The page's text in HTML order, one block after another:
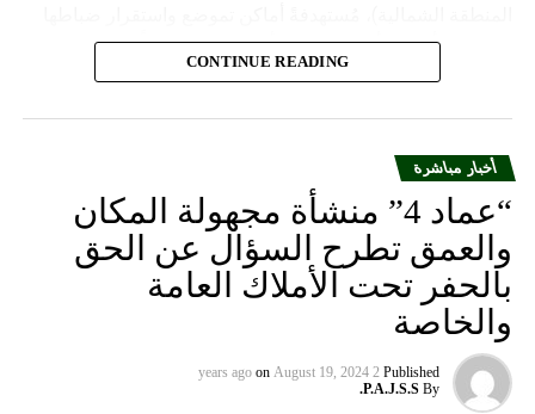
وجنودها وأصابت أهدافها بدقة وأوقعت فيهم عدداً من القتلى
CONTINUE READING
أخبار مباشرة
“عماد 4” منشأة مجهولة المكان
والعمق تطرح السؤال عن الحق
بالحفر تحت الأملاك العامة
والخاصة
Published
2 years ago
on August 19, 2024
By
P.A.J.S.S.